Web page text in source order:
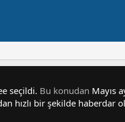
seçildi. Bu konudan Mayıs
hızlı bir şekilde haberdar